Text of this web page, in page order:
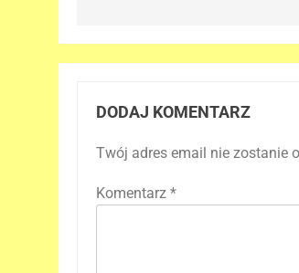
DODAJ KOMENTARZ
Twój adres email nie zostanie
Komentarz *